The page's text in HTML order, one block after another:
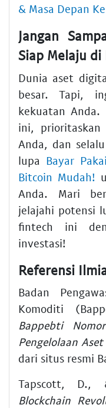
& Masa Depan
Jangan
Siap Melaju
Dunia aset
besar. Tapi,
kekuatan Anda.
ini, prioritaskan
Anda, dan
lupa Bayar
Bitcoin Mudah!
Anda. Mari
jelajahi potensi
fintech ini
investasi!
Referensi
Badan
Komoditi
Bappebti
Pengelolaan
dari situs resmi
Tapscott, D.,
Blockchain